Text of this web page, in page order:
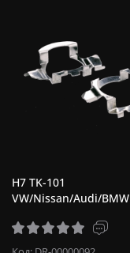
H7 TK-101
VW/Nissan/Audi/BMW